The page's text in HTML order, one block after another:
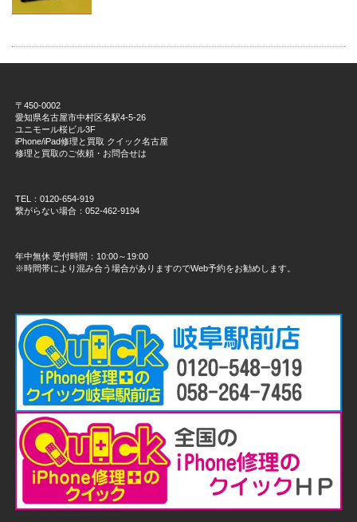
〒450-0002
愛知県名古屋市中村区名駅4-5-26
ユニモール桜ビル3F
iPhone/iPad修理と買取 クイック名古屋
修理と買取のご依頼・お問合せは
TEL：0120-654-919
繋がらない場合：052-462-9194
年中無休 受付時間：10:00～19:00
※時間帯により混み合う場合がありますのでWeb予約をお勧めします。